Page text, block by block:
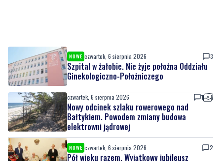
NOWE czwartek, 6 sierpnia 2026 3
Szpital w żałobie. Nie żyje położna Oddziału
Ginekologiczno-Położniczego
czwartek, 6 sierpnia 2026 1
Nowy odcinek szlaku rowerowego nad
Bałtykiem. Powodem zmiany budowa
elektrowni jądrowej
NOWE czwartek, 6 sierpnia 2026 2
Pół wieku razem. Wyjątkowy jubileusz